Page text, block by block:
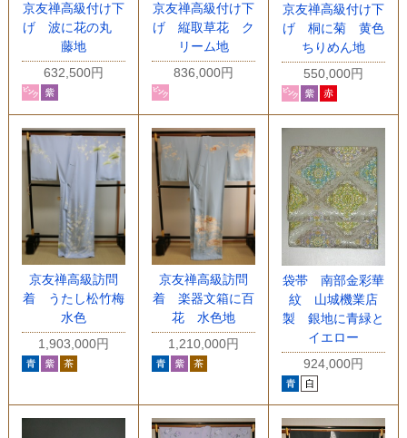
京友禅高級付け下
げ 波に花の丸
藤地
632,500円
京友禅高級付け下
げ 縦取草花 ク
リーム地
836,000円
京友禅高級付け下
げ 桐に菊 黄色
ちりめん地
550,000円
京友禅高級訪問
着 うたし松竹梅
水色
1,903,000円
京友禅高級訪問
着 楽器文箱に百
花 水色地
1,210,000円
袋帯 南部金彩華
紋 山城機業店
製 銀地に青緑と
イエロー
924,000円